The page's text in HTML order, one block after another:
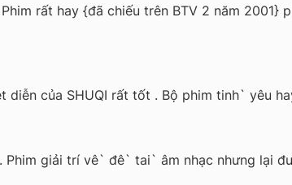
rất hay {đã chiếu trên BTV 2 năm 2001}
diễn của SHUQI rất tốt . Bộ phim tinh` yêu
Phim giải trí vê` đê` tai` âm nhạc nhưng lại